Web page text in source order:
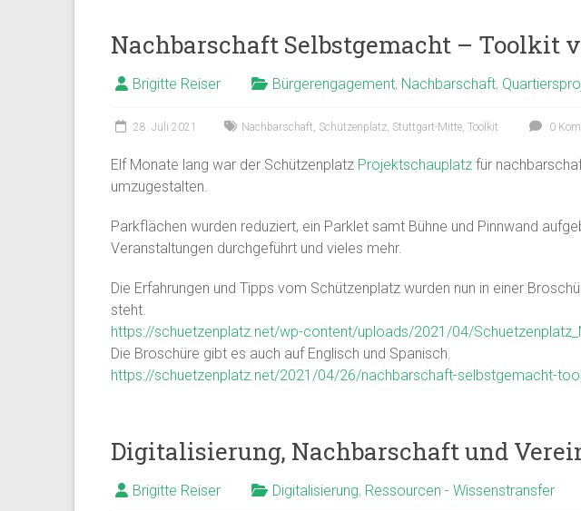
Nachbarschaft Selbstgemacht – Toolkit
Brigitte Reiser Bürgerengagement, Nachbarschaft,
28. Juli 2021 Nachbarschaft, Schützenplatz, Stuttgart-Mitte, Toolkit 0
Elf Monate lang war der Schützenplatz Projektschauplatz für
umzugestalten.
Parkflächen wurden reduziert, ein Parklet samt Bühne und Pinnwand
Veranstaltungen durchgeführt und vieles mehr.
Die Erfahrungen und Tipps vom Schützenplatz wurden nun in einer
steht.
https://schuetzenplatz.net/wp-content/uploads/2021/04/
Die Broschüre gibt es auch auf Englisch und Spanisch.
https://schuetzenplatz.net/2021/04/26/nachbarschaft-selbstgemacht-
Digitalisierung, Nachbarschaft und
Brigitte Reiser Digitalisierung, Ressourcen - Wissenstransfer